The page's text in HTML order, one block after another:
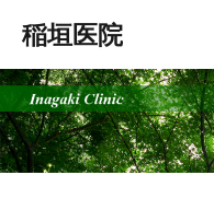
稲垣医院